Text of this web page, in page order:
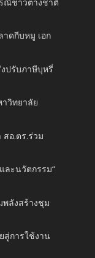
าดกีบหมู เอก
ปรับภาษีบุหรี่
วิทยาลัย
อ.ตร.ร่วม
ละนวัตกรรม“
พลังสร้างชุม
สู่การใช้งาน